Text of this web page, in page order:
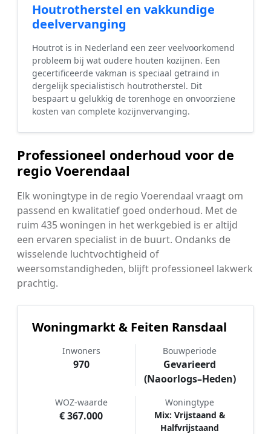
Houtrotherstel en vakkundige
deelvervanging
Houtrot is in Nederland een zeer veelvoorkomend
probleem bij wat oudere houten kozijnen. Een
gecertificeerde vakman is speciaal getraind in
dergelijk specialistisch houtrotherstel. Dit
bespaart u gelukkig de torenhoge en onvoorziene
kosten van complete kozijnvervanging.
Professioneel onderhoud voor de
regio Voerendaal
Elk woningtype in de regio Voerendaal vraagt om
passend en kwalitatief goed onderhoud. Met de
ruim 435 woningen in het werkgebied is er altijd
een ervaren specialist in de buurt. Ondanks de
wisselende luchtvochtigheid of
weersomstandigheden, blijft professioneel lakwerk
prachtig.
Woningmarkt & Feiten Ransdaal
Inwoners
970
Bouwperiode
Gevarieerd
(Naoorlogs–Heden)
WOZ-waarde
€ 367.000
Woningtype
Mix: Vrijstaand &
Halfvrijstaand